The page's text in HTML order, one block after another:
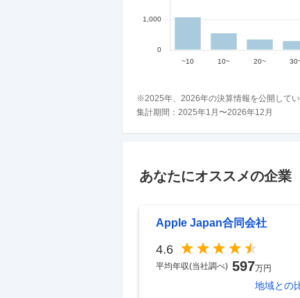
※2025年、 2026年の決算情報を公開して
集計期間： 2025年1 月〜2026年12 月
あなたにオススメの企業
Apple Japan合同会社
4.6
平均年収(当社調べ) 597万円
地域との